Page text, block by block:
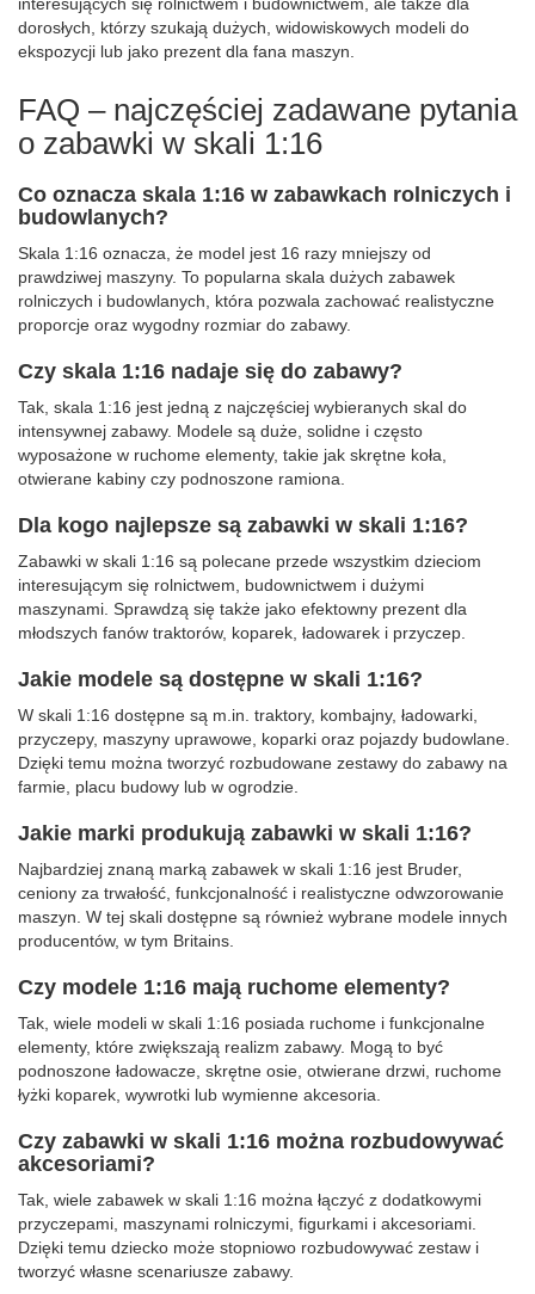
interesujących się rolnictwem i budownictwem, ale także dla
dorosłych, którzy szukają dużych, widowiskowych modeli do
ekspozycji lub jako prezent dla fana maszyn.
FAQ – najczęściej zadawane pytania
o zabawki w skali 1:16
Co oznacza skala 1:16 w zabawkach rolniczych i
budowlanych?
Skala 1:16 oznacza, że model jest 16 razy mniejszy od
prawdziwej maszyny. To popularna skala dużych zabawek
rolniczych i budowlanych, która pozwala zachować realistyczne
proporcje oraz wygodny rozmiar do zabawy.
Czy skala 1:16 nadaje się do zabawy?
Tak, skala 1:16 jest jedną z najczęściej wybieranych skal do
intensywnej zabawy. Modele są duże, solidne i często
wyposażone w ruchome elementy, takie jak skrętne koła,
otwierane kabiny czy podnoszone ramiona.
Dla kogo najlepsze są zabawki w skali 1:16?
Zabawki w skali 1:16 są polecane przede wszystkim dzieciom
interesującym się rolnictwem, budownictwem i dużymi
maszynami. Sprawdzą się także jako efektowny prezent dla
młodszych fanów traktorów, koparek, ładowarek i przyczep.
Jakie modele są dostępne w skali 1:16?
W skali 1:16 dostępne są m.in. traktory, kombajny, ładowarki,
przyczepy, maszyny uprawowe, koparki oraz pojazdy budowlane.
Dzięki temu można tworzyć rozbudowane zestawy do zabawy na
farmie, placu budowy lub w ogrodzie.
Jakie marki produkują zabawki w skali 1:16?
Najbardziej znaną marką zabawek w skali 1:16 jest Bruder,
ceniony za trwałość, funkcjonalność i realistyczne odwzorowanie
maszyn. W tej skali dostępne są również wybrane modele innych
producentów, w tym Britains.
Czy modele 1:16 mają ruchome elementy?
Tak, wiele modeli w skali 1:16 posiada ruchome i funkcjonalne
elementy, które zwiększają realizm zabawy. Mogą to być
podnoszone ładowacze, skrętne osie, otwierane drzwi, ruchome
łyżki koparek, wywrotki lub wymienne akcesoria.
Czy zabawki w skali 1:16 można rozbudowywać
akcesoriami?
Tak, wiele zabawek w skali 1:16 można łączyć z dodatkowymi
przyczepami, maszynami rolniczymi, figurkami i akcesoriami.
Dzięki temu dziecko może stopniowo rozbudowywać zestaw i
tworzyć własne scenariusze zabawy.